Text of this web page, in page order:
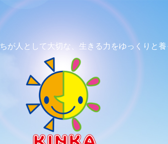
が人として大切な、生きる力をゆっくりと養